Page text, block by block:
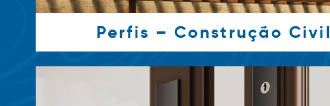
Perfis – Construção Civil